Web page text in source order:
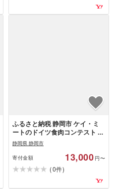
ふるさと納税 静岡市 ケイ・ミ
ートのドイツ食肉コンテスト 受
賞 5種類セット
静岡県 静岡市
寄付金額 13,000 円〜
(0件)